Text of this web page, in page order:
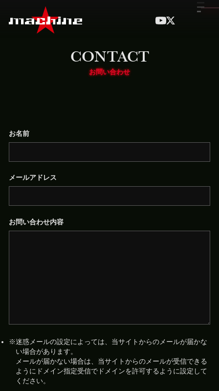
CONTACT
お問い合わせ
お名前
メールアドレス
お問い合わせ内容
迷惑メールの設定によっては、当サイトからのメールが届かな
い場合があります。
メールが届かない場合は、当サイトからのメールが受信できる
ようにドメイン指定受信でドメインを許可するように設定して
ください。